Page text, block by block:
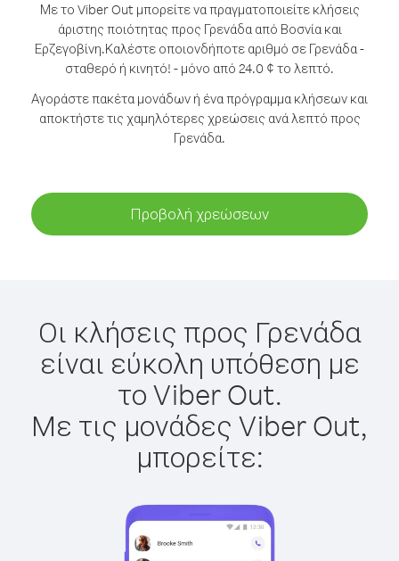
Με το Viber Out μπορείτε να πραγματοποιείτε κλήσεις
άριστης ποιότητας προς Γρενάδα από Βοσνία και
Ερζεγοβίνη.Καλέστε οποιονδήποτε αριθμό σε Γρενάδα -
σταθερό ή κινητό! - μόνο από 24.0 ¢ το λεπτό.
Αγοράστε πακέτα μονάδων ή ένα πρόγραμμα κλήσεων και
αποκτήστε τις χαμηλότερες χρεώσεις ανά λεπτό προς
Γρενάδα.
Προβολή χρεώσεων
Οι κλήσεις προς Γρενάδα
είναι εύκολη υπόθεση με
το Viber Out.
Με τις μονάδες Viber Out,
μπορείτε: